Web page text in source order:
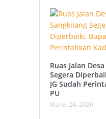
Ruas Jalan
Segera
JG Sudah
PU
Maret 24, 2026